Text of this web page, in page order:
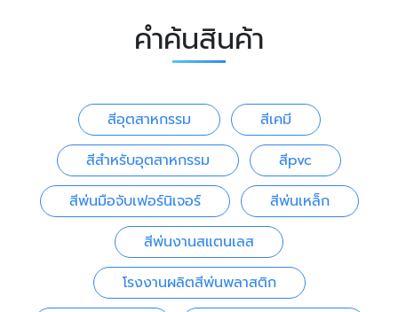
คำค้นสินค้า
สีอุตสาหกรรม
สีเคมี
สีสำหรับอุตสาหกรรม
สีpvc
สีพ่นมือจับเฟอร์นิเจอร์
สีพ่นเหล็ก
สีพ่นงานสแตนเลส
โรงงานผลิตสีพ่นพลาสติก